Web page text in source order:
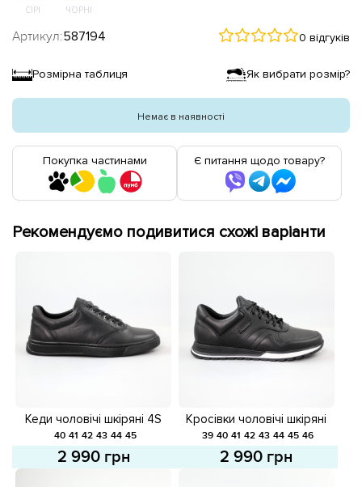
СІРІ ЧОРНІ
Артикул:587194 0 відгуків
Розмірна таблиця Як вибрати розмір?
Немає в наявності
Покупка частинами Є питання щодо товару?
Рекомендуємо подивитися схожі варіанти
Кеди чоловічі шкіряні 4S
581934 Чорні
40 41 42 43 44 45
2 990 грн
Кросівки чоловічі шкіряні
581623 Чорні
39 40 41 42 43 44 45 46
2 990 грн